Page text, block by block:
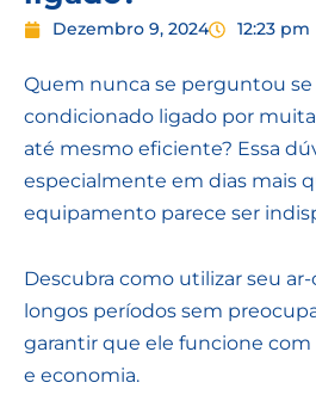
Dezembro 9, 2024 12:23 pm
Quem nunca se perguntou se
condicionado ligado por
até mesmo eficiente? Essa
especialmente em dias mais
equipamento parece ser
Descubra como utilizar seu
longos períodos sem
garantir que ele funcione
e economia.